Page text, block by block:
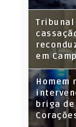
em
Homem
briga